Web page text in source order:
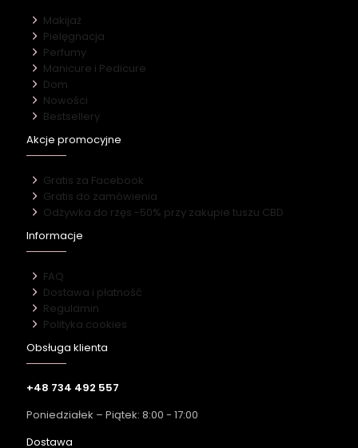
Makijaż
Pielęgnacja
Perfumy
Manicure i Pedicure
Dom
Nowości
Bestsellery
Akcje promocyjne
Gratis za Facebook
Gratis do zamówienia
Odżywka do rzęs -50% przy zakupie tuszu CBD
Informacje
FAQ
Dostawa i płatność
Regulamin
Polityka cookies
Obsługa klienta
+48 734 492 557
Poniedziałek – Piątek: 8:00 - 17:00
Dostawa